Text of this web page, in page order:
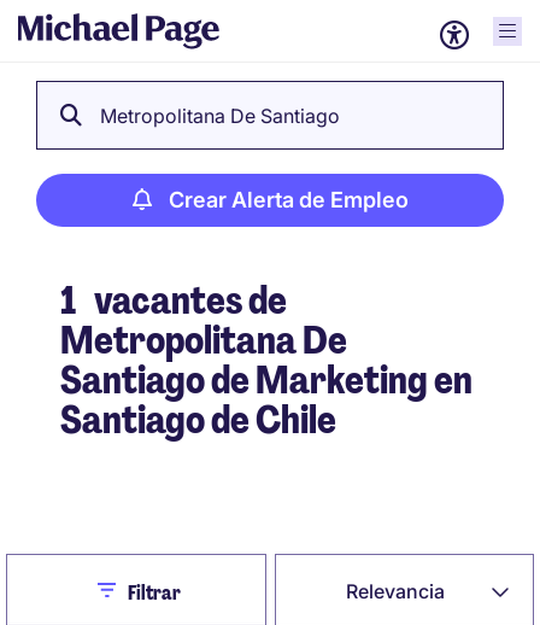
Metropolitana De Santiago
Crear Alerta de Empleo
1 vacantes de
Metropolitana De
Santiago de Marketing en
Santiago de Chile
Relevancia
CloseFiltrar